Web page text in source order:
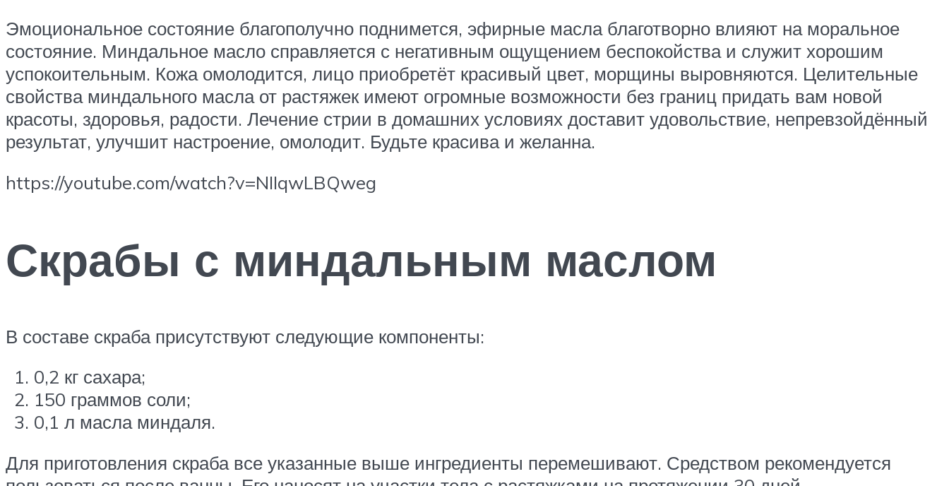
Эмоциональное состояние благополучно поднимется, эфирные масла благотворно влияют на моральное
состояние. Миндальное масло справляется с негативным ощущением беспокойства и служит хорошим
успокоительным. Кожа омолодится, лицо приобретёт красивый цвет, морщины выровняются. Целительные
свойства миндального масла от растяжек имеют огромные возможности без границ придать вам новой
красоты, здоровья, радости. Лечение стрии в домашних условиях доставит удовольствие, непревзойдённый
результат, улучшит настроение, омолодит. Будьте красива и желанна.
https://youtube.com/watch?v=NIIqwLBQweg
Скрабы с миндальным маслом
В составе скраба присутствуют следующие компоненты:
0,2 кг сахара;
150 граммов соли;
0,1 л масла миндаля.
Для приготовления скраба все указанные выше ингредиенты перемешивают. Средством рекомендуется